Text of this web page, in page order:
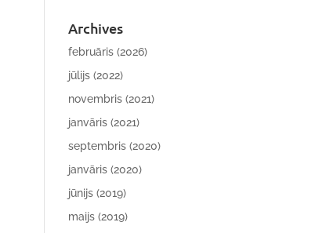
Archives
februāris (2026)
jūlijs (2022)
novembris (2021)
janvāris (2021)
septembris (2020)
janvāris (2020)
jūnijs (2019)
maijs (2019)